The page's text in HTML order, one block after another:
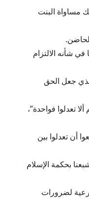
مساواة البنت
في شأنه الالتزام
جعل الحق
تعدلوا فواحدة”،
أن تعدلوا بين
بحكمة الإسلام
لضرورات